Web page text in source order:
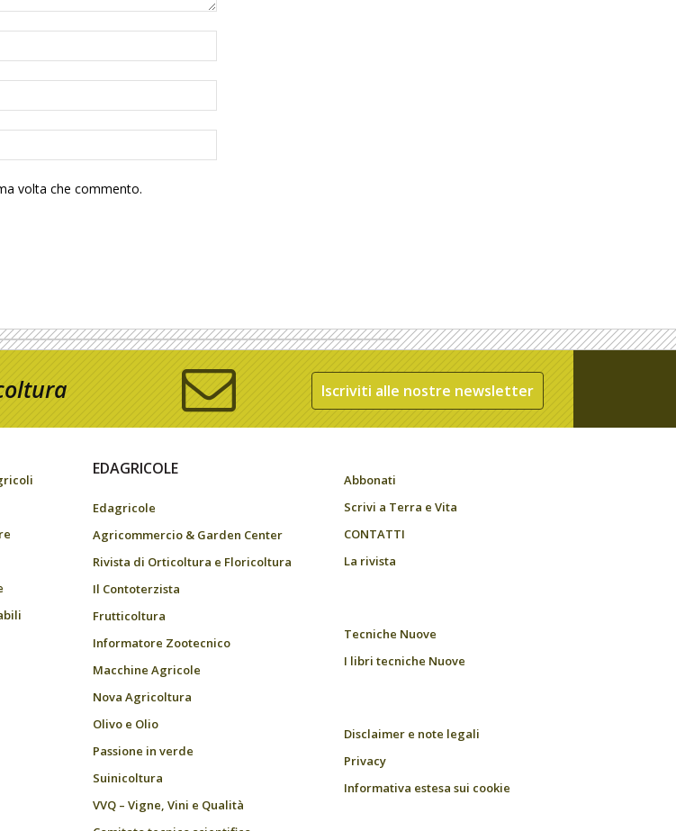
volta che commento.
Iscriviti alle nostre newsletter
EDAGRICOLE
Edagricole
Agricommercio & Garden Center
Rivista di Orticoltura e Floricoltura
Il Contoterzista
Frutticoltura
Informatore Zootecnico
Macchine Agricole
Nova Agricoltura
Olivo e Olio
Passione in verde
Suinicoltura
VVQ – Vigne, Vini e Qualità
Abbonati
Scrivi a Terra e Vita
CONTATTI
La rivista
Tecniche Nuove
I libri tecniche Nuove
Disclaimer e note legali
Privacy
Informativa estesa sui cookie